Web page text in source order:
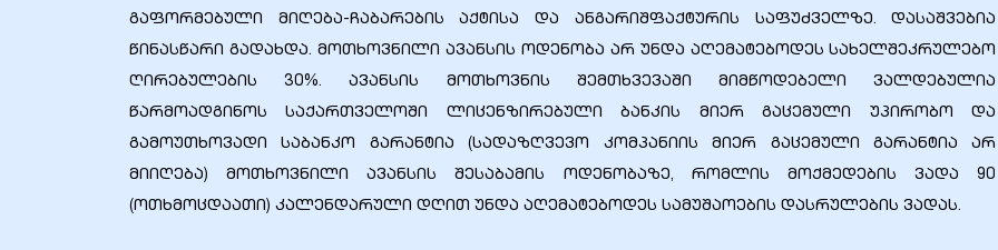
გაფორმებული მიღება-ჩაბარების აქტისა და ანგარიშფაქტურის საფუძველზე. დასაშვებია
წინასწარი გადახდა. მოთხოვნილი ავანსის ოდენობა არ უნდა აღემატებოდეს სახელშეკრულებო
ღირებულების 30%. ავანსის მოთხოვნის შემთხვევაში მიმწოდებელი ვალდებულია
წარმოადგინოს საქართველოში ლიცენზირებული ბანკის მიერ გაცემული უპირობო და
გამოუთხოვადი საბანკო გარანტია (სადაზღვევო კომპანიის მიერ გაცემული გარანტია არ
მიიღება) მოთხოვნილი ავანსის შესაბამის ოდენობაზე, რომლის მოქმედების ვადა 90
(ოთხმოცდაათი) კალენდარული დღით უნდა აღემატებოდეს სამუშაოების დასრულების ვადას.